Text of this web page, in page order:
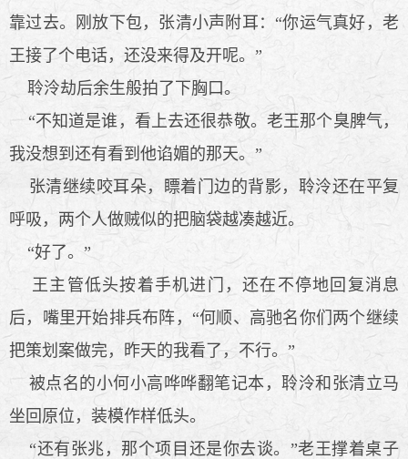
靠过去。刚放下包，张清小声附耳：“你运气真好，老
王接了个电话，还没来得及开呢。”
聆泠劫后余生般拍了下胸口。
“不知道是谁，看上去还很恭敬。老王那个臭脾气，
我没想到还有看到他谄媚的那天。”
张清继续咬耳朵，瞟着门边的背影，聆泠还在平复
呼吸，两个人做贼似的把脑袋越凑越近。
“好了。”
王主管低头按着手机进门，还在不停地回复消息
后，嘴里开始排兵布阵，“何顺、高驰名你们两个继续
把策划案做完，昨天的我看了，不行。”
被点名的小何小高哗哗翻笔记本，聆泠和张清立马
坐回原位，装模作样低头。
“还有张兆，那个项目还是你去谈。”老王撑着桌子